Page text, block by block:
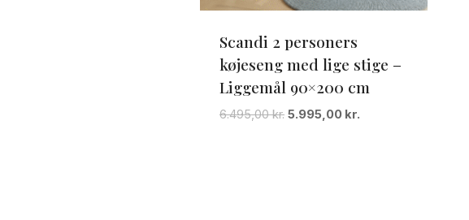
Scandi 2 personers
køjeseng med lige stige –
Liggemål 90×200 cm
6.495,00kr. Den
5.995,00 kr.